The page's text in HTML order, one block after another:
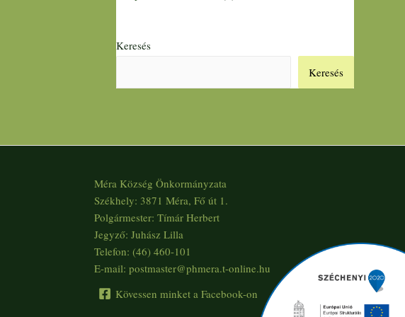
Keresés
Keresés
Méra Község Önkormányzata
Székhely: 3871 Méra, Fő út 1.
Polgármester: Tímár Herbert
Jegyző: Juhász Lilla
Telefon: (46) 460-101
E-mail: postmaster@phmera.t-online.hu
Kövessen minket a Facebook-on